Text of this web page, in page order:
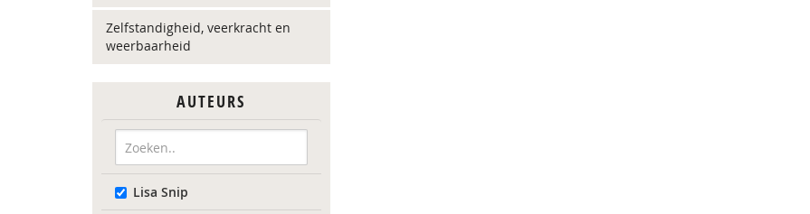
Zelfstandigheid, veerkracht en
weerbaarheid
AUTEURS
Lisa Snip